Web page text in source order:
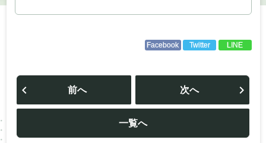
Facebook Twitter LINE
投
ビ
ー
シ
ョ
前へ
一覧へ
次へ